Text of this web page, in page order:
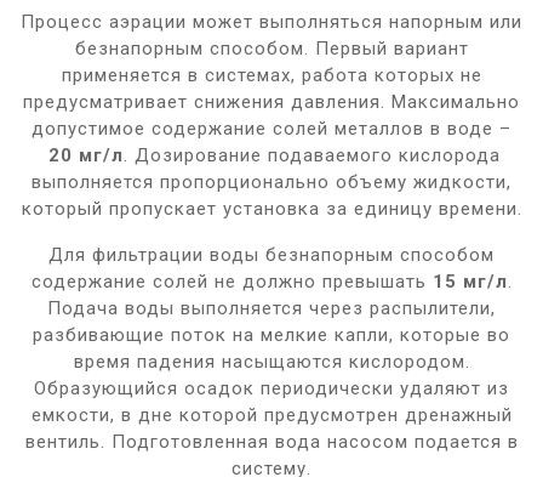
Процесс аэрации может выполняться напорным или
безнапорным способом. Первый вариант
применяется в системах, работа которых не
предусматривает снижения давления. Максимально
допустимое содержание солей металлов в воде –
20 мг/л
. Дозирование подаваемого кислорода
выполняется пропорционально объему жидкости,
который пропускает установка за единицу времени.
Для фильтрации воды безнапорным способом
содержание солей не должно превышать 15 мг/л
Подача воды выполняется через распылители,
разбивающие поток на мелкие капли, которые во
время падения насыщаются кислородом.
Образующийся осадок периодически удаляют из
емкости, в дне которой предусмотрен дренажный
вентиль. Подготовленная вода насосом подается в
систему.